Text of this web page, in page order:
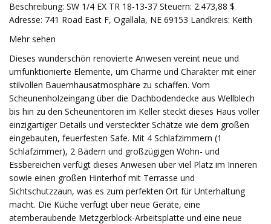
Beschreibung: SW 1/4 EX TR 18-13-37 Steuern: 2.473,88 $
Adresse: 741 Road East F, Ogallala, NE 69153 Landkreis: Keith
Mehr sehen
Dieses wunderschön renovierte Anwesen vereint neue und
umfunktionierte Elemente, um Charme und Charakter mit einer
stilvollen Bauernhausatmosphäre zu schaffen. Vom
Scheunenholzeingang über die Dachbodendecke aus Wellblech
bis hin zu den Scheunentoren im Keller steckt dieses Haus voller
einzigartiger Details und versteckter Schätze wie dem großen
eingebauten, feuerfesten Safe. Mit 4 Schlafzimmern (1
Schlafzimmer), 2 Bädern und großzügigen Wohn- und
Essbereichen verfügt dieses Anwesen über viel Platz im Inneren
sowie einen großen Hinterhof mit Terrasse und
Sichtschutzzaun, was es zum perfekten Ort für Unterhaltung
macht. Die Küche verfügt über neue Geräte, eine
atemberaubende Metzgerblock-Arbeitsplatte und eine neue